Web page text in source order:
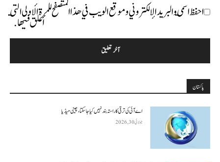
احفظ اسمي والبريد الإلكتروني وموقع الويب في هذا المتصفح للمرة الأولى التي
أعلق فيها.
پاکستان
اے آئی کی ترقی کا راستہ بند نہیں کیا جا سکتا، چینی میڈیا
جولائی 30, 2026